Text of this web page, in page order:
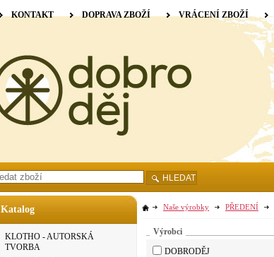
Katalog
KLOTHO - AUTORSKÁ
TVORBA
Naše výrobky PŘEDENÍ
Výrobci
DOBRODĚJ
KONTAKT DOPRAVA ZBOŽÍ VRÁCENÍ ZBOŽÍ
HLEDAT